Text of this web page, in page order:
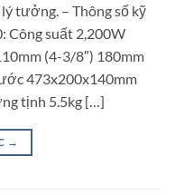
tưởng. – Thông số kỹ
Công suất 2,200W
(4-3/8″) 180mm
473x200x140mm
tịnh 5.5kg […]
→